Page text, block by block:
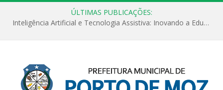
ÚLTIMAS PUBLICAÇÕES:
Inteligência Artificial e Tecnologia Assistiva: Inovando a Educação Especial e Inclusiva